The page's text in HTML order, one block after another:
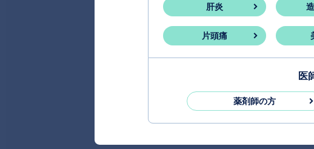
肝炎
片頭痛
医
薬剤師の方